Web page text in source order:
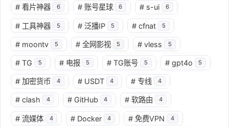
# 看片神器 6 # 账号星球 6 # s-ui 6
# 工具神器 5 # 泛播IP 5 # cfnat 5
# moontv 5 # 全网影视 5 # vless 5
# TG 5 # 电报 5 # TG账号 5 # gpt4o 5
# 加密货币 4 # USDT 4 # 专线 4
# clash 4 # GitHub 4 # 软路由 4
# 流媒体 4 # Docker 4 # 免费VPN 4